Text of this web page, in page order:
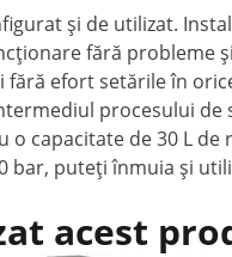
și de utilizat.
fără probleme
fără efort setările în
procesului
capacitate de 30 L
puteți înmuia și
acest